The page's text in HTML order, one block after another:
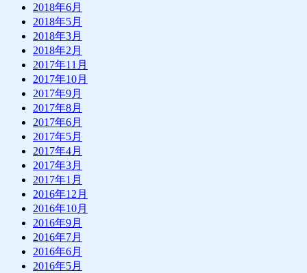
2018年6月
2018年5月
2018年3月
2018年2月
2017年11月
2017年10月
2017年9月
2017年8月
2017年6月
2017年5月
2017年4月
2017年3月
2017年1月
2016年12月
2016年10月
2016年9月
2016年7月
2016年6月
2016年5月